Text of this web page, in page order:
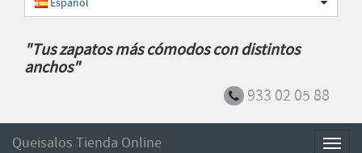
Español
"Tus zapatos más cómodos con distintos
anchos"
933 02 05 88
Queisalos Tienda Online